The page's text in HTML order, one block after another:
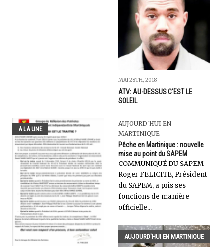
MAI 28TH, 2018
ATV: AU-DESSUS C'EST LE
SOLEIL
A LA UNE
AUJOURD'HUI EN
MARTINIQUE
Pêche en Martinique : nouvelle
mise au point du SAPEM
COMMUNIQUÉ DU SAPEM
Roger FELICITE, Président
du SAPEM, a pris ses
fonctions de manière
officielle...
AUJOURD'HUI EN MARTINIQUE